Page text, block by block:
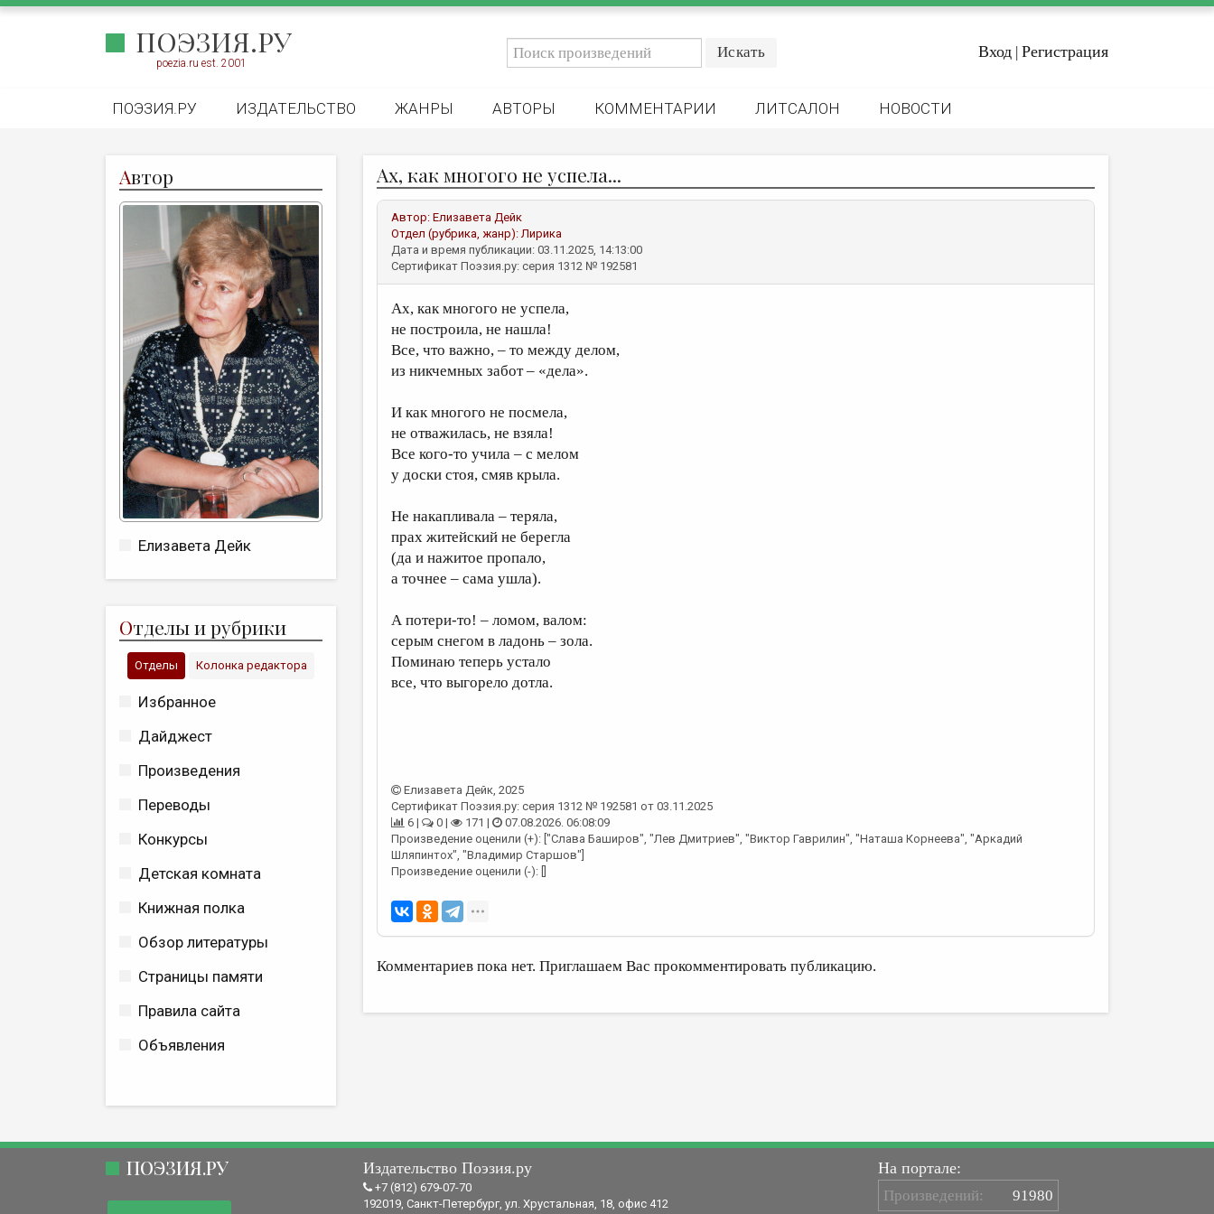
ПОЭЗИЯ.РУ
poezia.ru est. 2001
Вход | Регистрация
ПОЭЗИЯ.РУ ИЗДАТЕЛЬСТВО ЖАНРЫ АВТОРЫ КОММЕНТАРИИ ЛИТСАЛОН НОВОСТИ
Автор
Елизавета Дейк
Отделы и рубрики
Отделы Колонка редактора
Избранное
Дайджест
Произведения
Переводы
Конкурсы
Детская комната
Книжная полка
Обзор литературы
Страницы памяти
Правила сайта
Объявления
Ах, как многого не успела...
Автор: Елизавета Дейк
Отдел (рубрика, жанр):Лирика
Дата и время публикации: 03.11.2025, 14:13:00
Сертификат Поэзия.ру: серия 1312 № 192581
Ах, как многого не успела,
не построила, не нашла!
Все, что важно, – то между делом,
из никчемных забот – «дела».
И как многого не посмела,
не отважилась, не взяла!
Все кого-то учила – с мелом
у доски стоя, смяв крыла.
Не накапливала – теряла,
прах житейский не берегла
(да и нажитое пропало,
а точнее – сама ушла).
А потери-то! – ломом, валом:
серым снегом в ладонь – зола.
Поминаю теперь устало
все, что выгорело дотла.
Елизавета Дейк, 2025
Сертификат Поэзия.ру: серия 1312 № 192581 от 03.11.2025
6 |
0 | 171 |
07.08.2026. 06:08:09
Произведение оценили (+): ["Слава Баширов", "Лев Дмитриев", "Виктор Гаврилин", "Наташа Корнеева", "Аркадий
Шляпинтох", "Владимир Старшов"]
Произведение оценили (-): []
Комментариев пока нет. Приглашаем Вас прокомментировать публикацию.
ПОЭЗИЯ.РУ Издательство Поэзия.ру
+7 (812) 679-07-70
192019, Санкт-Петербург, ул. Хрустальная, 18, офис 412
На портале:
Произведений: 91980